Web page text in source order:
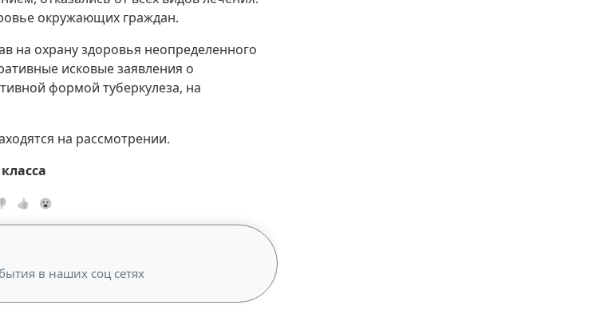
окружающих граждан.
на охрану здоровья неопределенного
исковые заявления о
формой туберкулеза, на
на рассмотрении.
👍 😮
в наших соц сетях